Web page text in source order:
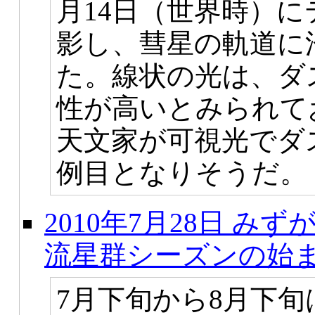
月14日（世界時）
影し、彗星の軌道
た。線状の光は、
性が高いとみられ
天文家が可視光で
例目となりそうだ。
2010年7月28日 みず
流星群シーズンの始
7月下旬から8月下